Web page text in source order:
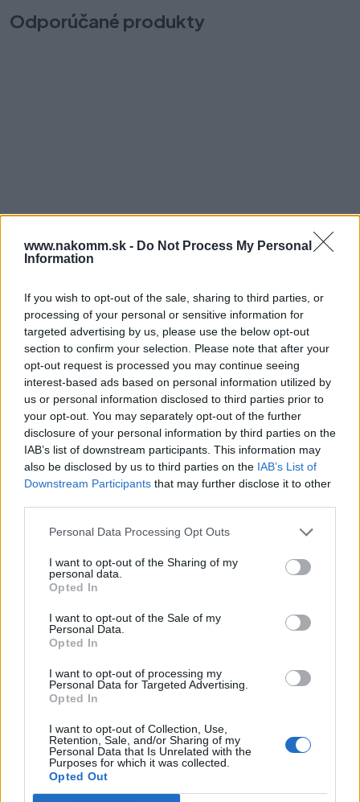
www.nakomm.sk - Do Not Process My Personal
Information
If you wish to opt-out of the sale, sharing to third parties, or
processing of your personal or sensitive information for
targeted advertising by us, please use the below opt-out
section to confirm your selection. Please note that after your
opt-out request is processed you may continue seeing
interest-based ads based on personal information utilized by
us or personal information disclosed to third parties prior to
your opt-out. You may separately opt-out of the further
disclosure of your personal information by third parties on the
IAB’s list of downstream participants. This information may
also be disclosed by us to third parties on the IAB’s List of
Downstream Participants that may further disclose it to other
Personal Data Processing Opt Outs
I want to opt-out of the Sharing of my
personal data.
Opted In
I want to opt-out of the Sale of my
Personal Data.
Opted In
I want to opt-out of processing my
Personal Data for Targeted Advertising.
Opted In
I want to opt-out of Collection, Use,
Retention, Sale, and/or Sharing of my
Personal Data that Is Unrelated with the
Purposes for which it was collected.
Opted Out
Odporúčané produkty
Prečo si vybrať tento produkt?
Krytka podložky závesu na sklenené dvere 84.4120
Materiál: Plast
Farba / Povrch: Matne poniklované
Upevnenie krytky: naskrutkovaním
tvar: Tvar D
Dĺžka: 41 mm
Šírka: 31 mm
Výška: 8.2 mm
Parametre
Výrobca:
Kategórie: Nábytkové závesy a podložky
Hmotnosť:
Farba: Matne poniklované (NI-M)
Recenzie produktu